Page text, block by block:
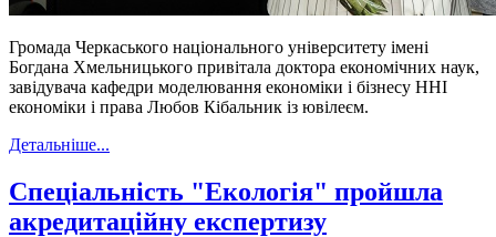
Громада Черкаського національного університету імені
Богдана Хмельницького привітала доктора економічних наук,
завідувача кафедри моделювання економіки і бізнесу ННІ
економіки і права Любов Кібальник із ювілеєм.
Детальніше...
Спеціальність "Екологія" пройшла
акредитаційну експертизу